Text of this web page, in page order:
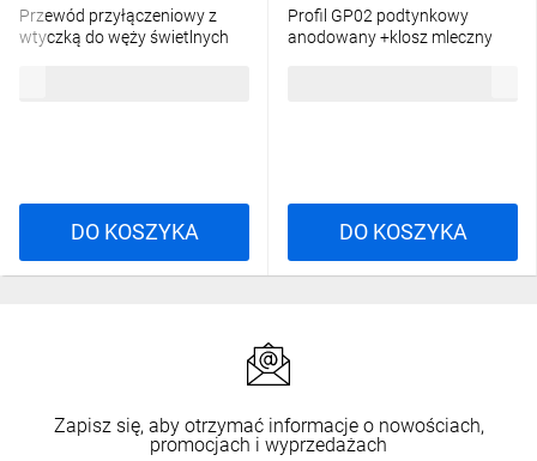
Przewód przyłączeniowy z
wtyczką do węży świetlnych
DO KOSZYKA
Profil GP02 podtynkowy
anodowany +klosz mleczny
DO KOSZYKA
Zapisz się, aby otrzymać informacje o nowościach,
promocjach i wyprzedażach